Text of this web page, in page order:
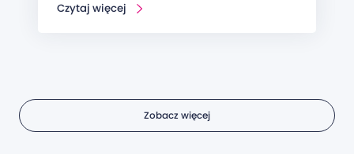
Czytaj więcej
Zobacz więcej